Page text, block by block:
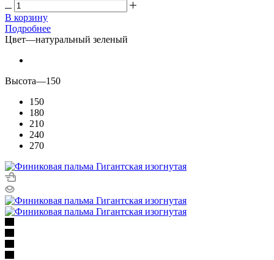
В корзину
Подробнее
Цвет—натуральный зеленый
Высота—150
150
180
210
240
270